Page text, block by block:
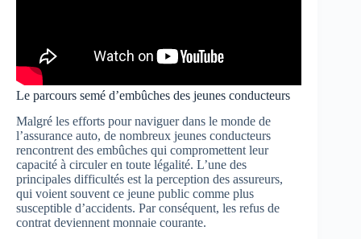
Le parcours semé d’embûches des jeunes conducteurs
Malgré les efforts pour naviguer dans le monde de
l’assurance auto, de nombreux jeunes conducteurs
rencontrent des embûches qui compromettent leur
capacité à circuler en toute légalité. L’une des
principales difficultés est la perception des assureurs,
qui voient souvent ce jeune public comme plus
susceptible d’accidents. Par conséquent, les refus de
contrat deviennent monnaie courante.